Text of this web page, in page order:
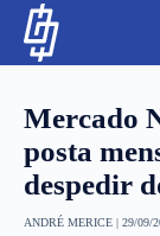
Mercado
posta
despedir
ANDRÉ MERICE | 29/09/